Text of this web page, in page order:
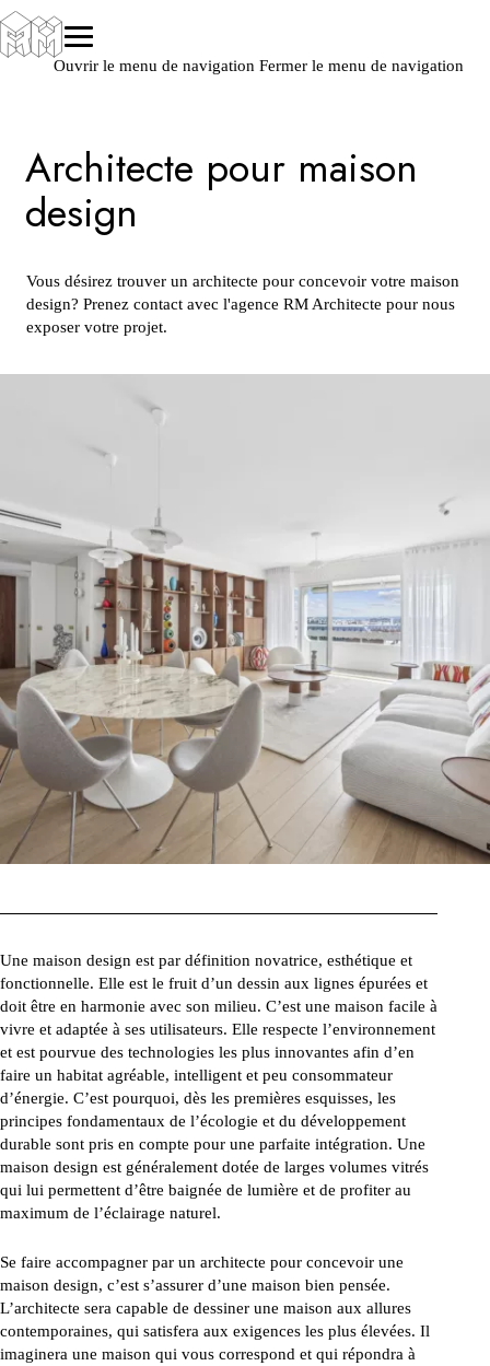
Ouvrir le menu de navigation Fermer le menu de navigation
Architecte pour maison
design
Vous désirez trouver un architecte pour concevoir votre maison
design? Prenez contact avec l'agence RM Architecte pour nous
exposer votre projet.
Une maison design est par définition novatrice, esthétique et
fonctionnelle. Elle est le fruit d’un dessin aux lignes épurées et
doit être en harmonie avec son milieu. C’est une maison facile à
vivre et adaptée à ses utilisateurs. Elle respecte l’environnement
et est pourvue des technologies les plus innovantes afin d’en
faire un habitat agréable, intelligent et peu consommateur
d’énergie. C’est pourquoi, dès les premières esquisses, les
principes fondamentaux de l’écologie et du développement
durable sont pris en compte pour une parfaite intégration. Une
maison design est généralement dotée de larges volumes vitrés
qui lui permettent d’être baignée de lumière et de profiter au
maximum de l’éclairage naturel.
Se faire accompagner par un architecte pour concevoir une
maison design, c’est s’assurer d’une maison bien pensée.
L’architecte sera capable de dessiner une maison aux allures
contemporaines, qui satisfera aux exigences les plus élevées. Il
imaginera une maison qui vous correspond et qui répondra à